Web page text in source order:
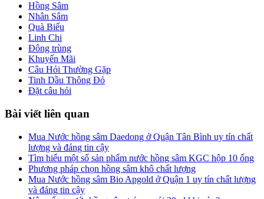
Hồng Sâm
Nhân Sâm
Quà Biếu
Linh Chi
Đông trùng
Khuyến Mãi
Câu Hỏi Thường Gặp
Tinh Dầu Thông Đỏ
Đặt câu hỏi
Bài viết liên quan
Mua Nước hồng sâm Daedong ở Quận Tân Bình uy tín chất
lượng và đáng tin cậy
Tìm hiểu một số sản phẩm nước hồng sâm KGC hộp 10 ống
Phương pháp chọn hồng sâm khô chất lượng
Mua Nước hồng sâm Bio Apgold ở Quận 1 uy tín chất lượng
và đáng tin cậy